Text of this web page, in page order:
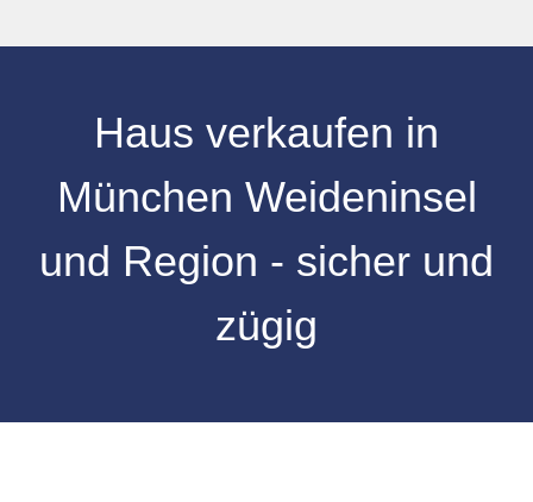
Haus verkaufen in
München Weideninsel
und Region - sicher und
zügig